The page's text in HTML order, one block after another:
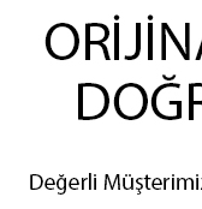
Ana Sayfa